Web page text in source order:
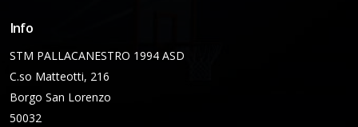
Info
STM PALLACANESTRO 1994 ASD
C.so Matteotti, 216
Borgo San Lorenzo
50032